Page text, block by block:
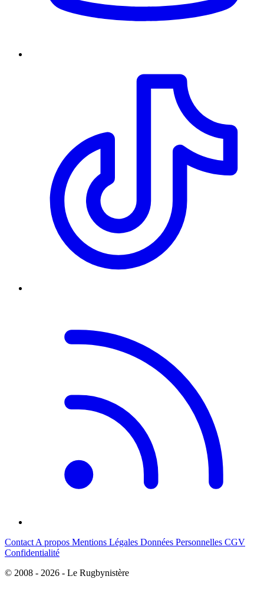
Contact A propos Mentions Légales Données Personnelles CGV
Confidentialité
© 2008 - 2026 - Le Rugbynistère